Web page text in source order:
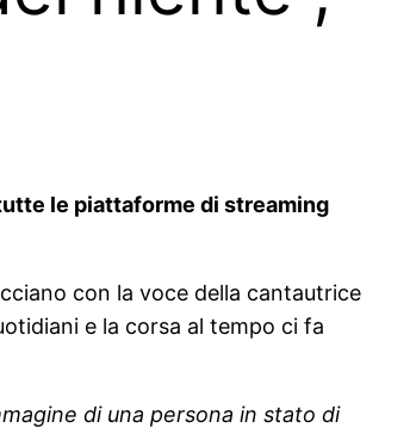
le piattaforme di streaming
con la voce della cantautrice
e la corsa al tempo ci fa
di una persona in stato di